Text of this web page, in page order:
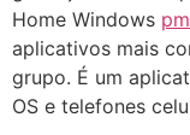
Home Windows
aplicativos mais
grupo. É um
OS e telefones